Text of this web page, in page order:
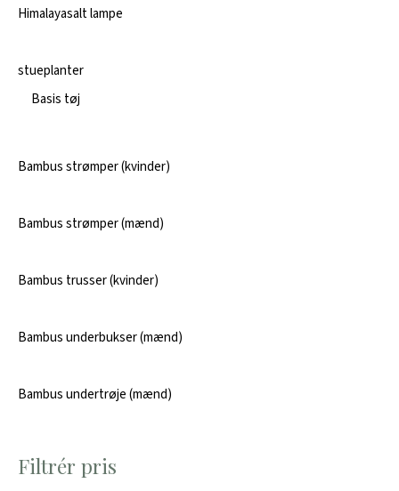
Himalayasalt lampe
stueplanter
Basis tøj
Bambus strømper (kvinder)
Bambus strømper (mænd)
Bambus trusser (kvinder)
Bambus underbukser (mænd)
Bambus undertrøje (mænd)
Filtrér pris